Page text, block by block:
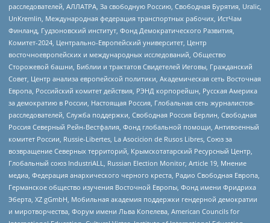
расследователей, АЛЛАТРА, За свободную Россию, Свободная Бурятия, Uralic,
UnKremlin, Международная федерация транспортных рабочих, ИстЧам
Финланд, Гудзоновский институт, Фонд Демократического Развития,
Комитет-2024, Центрально-Европейский университет, Центр
восточноевропейских и международных исследований, Общество
Сторожевой башни, Библии и трактатов Свидетелей Иеговы, Гражданский
Совет, Центр анализа европейской политики, Академическая сеть Восточная
Европа, Российский комитет действия, РЭНД корпорейшн, Русская Америка
за демократию в России, Настоящая Россия, Глобальная сеть журналистов-
расследователей, Служба поддержки, Свободная Россия Берлин, Свободная
Россия Северный Рейн-Вестфалия, Фонд глобальной помощи, Антивоенный
комитет России, Russie-Libertes, La Asocicion de Rusos Libres, Союз за
возвращение Северных территорий, Крымскотатарский Ресурсный Центр,
Глобальный союз IndustriALL, Russian Election Monitor, Article 19, Мнение
медиа, Федерация анархического черного креста, Радио Свободная Европа,
Германское общество изучения Восточной Европы, Фонд имени Фридриха
Эберта, XZ gGmbH, Мобильная академия поддержки гендерной демократии
и миротворчества, Форум имени Льва Копелева, American Councils for